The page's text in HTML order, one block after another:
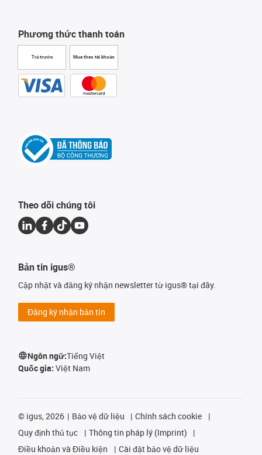
Phương thức thanh toán
Trả trước Mua theo tài khoản
Theo dõi chúng tôi
Bản tin igus®
Cập nhật và đăng ký nhận newsletter từ igus® tại đây.
Đăng ký nhận bản tin
Ngôn ngữ:Tiếng Việt
Quốc gia: Việt Nam
© igus, 2026 Bảo vệ dữ liệu
Chính sách cookie
Quy định thủ tục
Thông tin pháp lý (Imprint)
Điều khoản và Điều kiện
Cài đặt bảo vệ dữ liệu